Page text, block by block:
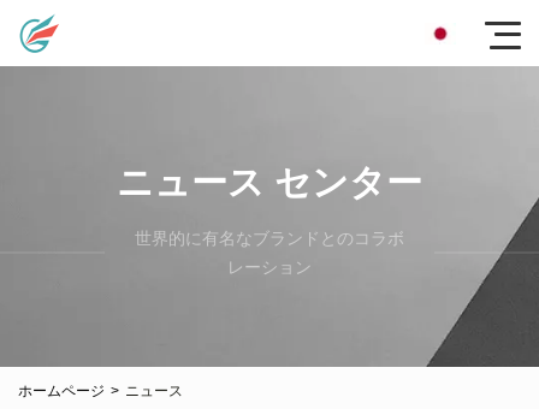
ニュース センター
世界的に有名なブランドとのコラボ
レーション
ホームページ > ニュース